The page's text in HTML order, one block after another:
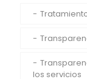
los servicios